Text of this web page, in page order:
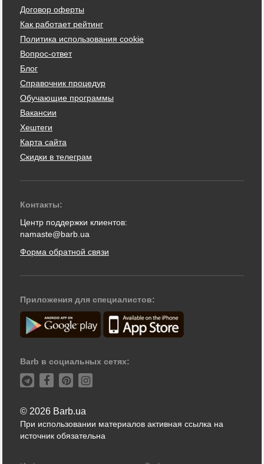
Договор оферты
Как работает рейтинг
Политика использования cookie
Вопрос-ответ
Блог
Справочник процедур
Обучающие программы
Вакансии
Хештеги
Карта сайта
Скидки в телеграм
Контакты:
Центр поддержки клиентов:
namaste@barb.ua
Форма обратной связи
Приложения для специалистов:
Barb в социальных сетях:
© 2026 Barb.ua
При использовании материалов активная ссылка на
источник обязательна